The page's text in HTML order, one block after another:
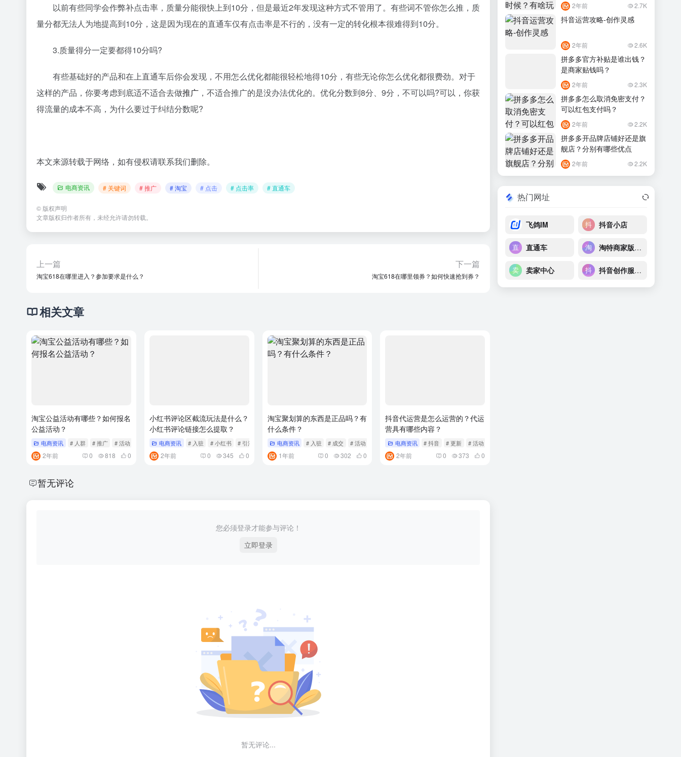
以前有些同学会作弊补点击率，质量分能很快上到10分，但是最近2年发现这种方式不管用了。有些词不管你怎么推，质
量分都无法人为地提高到10分，这是因为现在的直通车仅有点击率是不行的，没有一定的转化根本很难得到10分。
3.质量得分一定要都得10分吗?
有些基础好的产品和在上直通车后你会发现，不用怎么优化都能很轻松地得10分，有些无论你怎么优化都很费劲。对于
这样的产品，你要考虑到底适不适合去做推广 ，不适合推广的是没办法优化的。优化分数到8分、9分，不可以吗?可以，你获
得流量的成本不高，为什么要过于纠结分数呢?
本文来源转载于网络，如有侵权请联系我们删除。
电商资讯 # 关键词 # 推广 # 淘宝 # 点击 # 点击率 # 直通车
© 版权声明
文章版权归作者所有，未经允许请勿转载。
上一篇
淘宝618在哪里进入？参加要求是什么？
下一篇
淘宝618在哪里领券？如何快速抢到券？
相关文章
淘宝公益活动有哪些？如何报名
公益活动？
电商资讯 # 人群 # 推广 # 活动
2年前 0 818 0
小红书评论区截流玩法是什么？
小红书评论链接怎么提取？
电商资讯 # 入驻 # 小红书 # 引流
2年前 0 345 0
淘宝聚划算的东西是正品吗？有
什么条件？
电商资讯 # 入驻 # 成交 # 活动
1年前 0 302 0
抖音代运营是怎么运营的？代运
营具有哪些内容？
电商资讯 # 抖音 # 更新 # 活动
2年前 0 373 0
暂无评论
您必须登录才能参与评论！
立即登录
暂无评论...
2年前 2.7K
抖音运营攻略-创作灵感
2年前 2.6K
拼多多官方补贴是谁出钱？
是商家贴钱吗？
2年前 2.3K
拼多多怎么取消免密支付？
可以红包支付吗？
2年前 2.2K
拼多多开品牌店铺好还是旗
舰店？分别有哪些优点
2年前 2.2K
热门网址
飞鸽IM 抖音小店
直通车 淘特商家版后台
卖家中心 抖音创作服务平台